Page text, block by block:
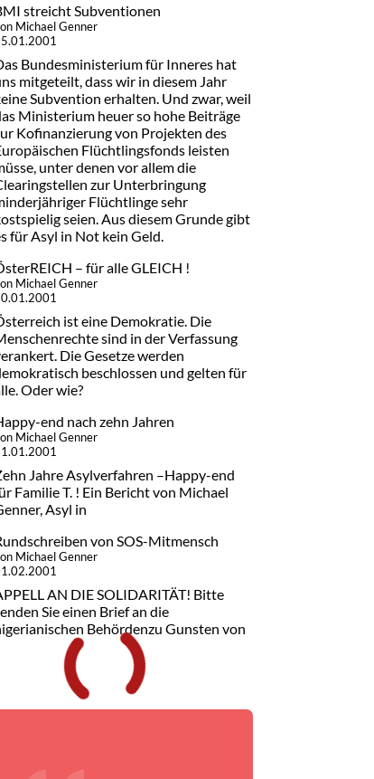
streicht Subventionen
Michael Genner
Bundesministerium für Inneres hat
mitgeteilt, dass wir in diesem Jahr
Subvention erhalten. Und zwar, weil
Ministerium heuer so hohe Beiträge
Kofinanzierung von Projekten des
Flüchtlingsfonds leisten
unter denen vor allem die
zur Unterbringung
Flüchtlinge sehr
seien. Aus diesem Grunde gibt
für Asyl in Not kein Geld.
– für alle GLEICH !
Michael Genner
ist eine Demokratie. Die
sind in der Verfassung
Die Gesetze werden
beschlossen und gelten für
Oder wie?
end nach zehn Jahren
Michael Genner
Jahre Asylverfahren –Happy-end
Familie T. ! Ein Bericht von Michael
Asyl in
von SOS-Mitmensch
Michael Genner
AN DIE SOLIDARITÄT! Bitte
Sie einen Brief an die
Behördenzu Gunsten von